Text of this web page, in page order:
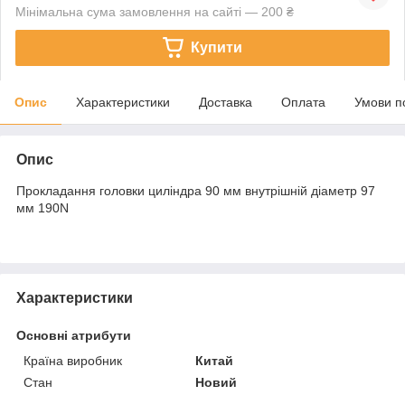
Мінімальна сума замовлення на сайті — 200 ₴
Купити
Опис Характеристики Доставка Оплата Умови
Опис
Прокладання головки циліндра 90 мм внутрішній діаметр 97
мм 190N
Характеристики
Основні атрибути
Країна виробник
Китай
Стан
Новий